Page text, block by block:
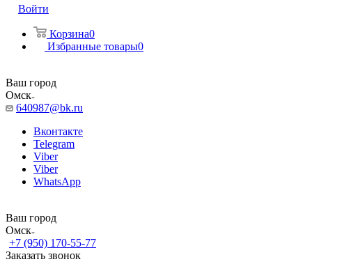
Войти
Корзина0
Избранные товары0
Ваш город
Омск
640987@bk.ru
Вконтакте
Telegram
Viber
Viber
WhatsApp
Ваш город
Омск
+7 (950) 170-55-77
Заказать звонок